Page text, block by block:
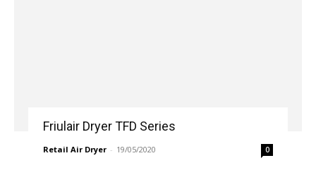
Friulair Dryer TFD Series
Retail Air Dryer - 19/05/2020 0